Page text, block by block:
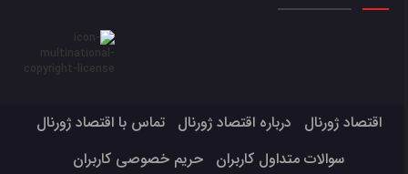
اقتصاد ژورنال درباره اقتصاد ژورنال
تماس با اقتصاد ژورنال
سوالات متداول کاربران
حریم خصوصی کاربران